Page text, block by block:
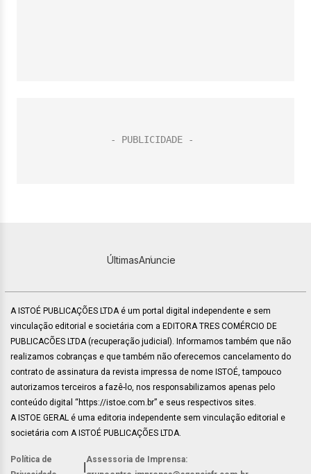
ÚltimasAnuncie
A ISTOÉ PUBLICAÇÕES LTDA é um portal digital independente e sem
vinculação editorial e societária com a EDITORA TRES COMÉRCIO DE
PUBLICACÕES LTDA (recuperação judicial). Informamos também que não
realizamos cobranças e que também não oferecemos cancelamento do
contrato de assinatura da revista impressa de nome ISTOÉ, tampouco
autorizamos terceiros a fazê-lo, nos responsabilizamos apenas pelo
conteúdo digital “https://istoe.com.br” e seus respectivos sites.
A ISTOE GERAL é uma editoria independente sem vinculação editorial e
societária com A ISTOÉ PUBLICAÇÕES LTDA.
Política de
Assessoria de Imprensa: